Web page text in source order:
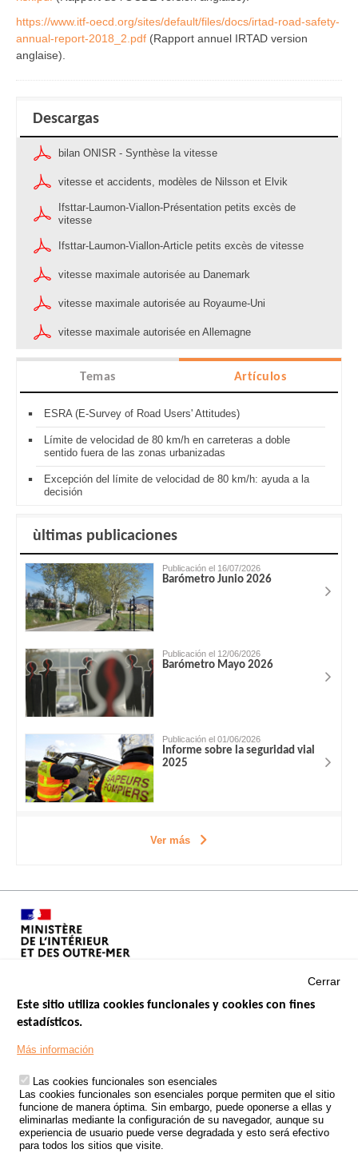
https://www.itf-oecd.org/sites/default/files/docs/irtad-road-safety-
annual-report-2018_2.pdf (Rapport annuel IRTAD version
anglaise).
Descargas
bilan ONISR - Synthèse la vitesse
vitesse et accidents, modèles de Nilsson et Elvik
Ifsttar-Laumon-Viallon-Présentation petits excès de
vitesse
Ifsttar-Laumon-Viallon-Article petits excès de vitesse
vitesse maximale autorisée au Danemark
vitesse maximale autorisée au Royaume-Uni
vitesse maximale autorisée en Allemagne
Temas Artículos
ESRA (E-Survey of Road Users' Attitudes)
Límite de velocidad de 80 km/h en carreteras a doble
sentido fuera de las zonas urbanizadas
Excepción del límite de velocidad de 80 km/h: ayuda a la
decisión
ùltimas publicaciones
Publicación el 16/07/2026
Barómetro Junio 2026
Publicación el 12/06/2026
Barómetro Mayo 2026
Publicación el 01/06/2026
Informe sobre la seguridad vial
2025
Ver más
Footer
TRATAMIENTO DE DATOS PERSONALES PROCEDENTES DE
ACCIDENTES DE TRÁFICO
ESTUDIOS
CONVOCATORIA DE PROYECTOS DE ESTUDIOS
Cerrar
Este sitio utiliza cookies funcionales y cookies con fines
estadísticos.
Más información
Las cookies funcionales son esenciales
Las cookies funcionales son esenciales porque permiten que el sitio
funcione de manera óptima. Sin embargo, puede oponerse a ellas y
eliminarlas mediante la configuración de su navegador, aunque su
experiencia de usuario puede verse degradada y esto será efectivo
para todos los sitios que visite.